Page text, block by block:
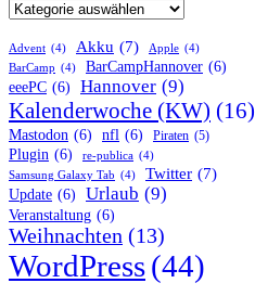
Advent (4) Akku (7) Apple (4)
BarCamp (4) BarCampHannover (6)
eeePC (6) Hannover (9)
Kalenderwoche (KW) (16)
Mastodon (6) nfl (6) Piraten (5)
Plugin (6) re-publica (4)
Samsung Galaxy Tab (4) Twitter (7)
Update (6) Urlaub (9)
Veranstaltung (6)
Weihnachten (13)
WordPress(44)